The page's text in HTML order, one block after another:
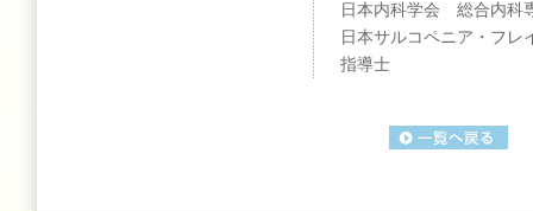
日本内科学会 総合内科
日本サルコペニア・フレ
指導士